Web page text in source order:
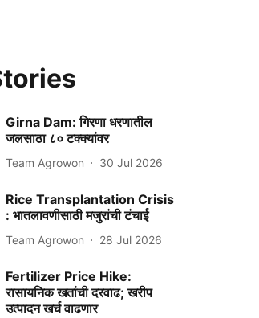
Girna Dam: गिरणा धरणातील
जलसाठा ८० टक्क्यांवर
Team Agrowon 30 Jul 2026
Rice Transplantation Crisis
: भातलावणीसाठी मजुरांची टंचाई
Team Agrowon 28 Jul 2026
Fertilizer Price Hike:
रासायनिक खतांची दरवाढ; खरीप
उत्पादन खर्च वाढणार